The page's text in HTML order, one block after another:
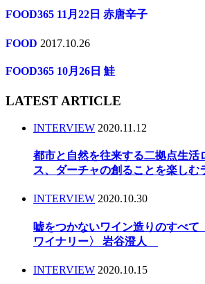
FOOD365 11月22日 赤唐辛子
FOOD 2017.10.26
FOOD365 10月26日 鮭
LATEST ARTICLE
INTERVIEW 2020.11.12
都市と自然を往来する二拠点生活
ス、ダーチャの創ることを楽しむ
INTERVIEW 2020.10.30
嘘をつかないワイン造りのすべて
ワイナリー〉 岩谷澄人
INTERVIEW 2020.10.15